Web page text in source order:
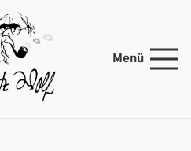
Menü